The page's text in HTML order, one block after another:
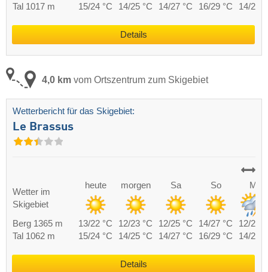
Tal 1017 m
15/24 °C 14/25 °C 14/27 °C 16/29 °C 14/26
Details
4,0 km vom Ortszentrum zum Skigebiet
Wetterbericht für das Skigebiet:
Le Brassus
Wetter im
Skigebiet
heute morgen Sa So Mo
Berg 1365 m 13/22 °C 12/23 °C 12/25 °C 14/27 °C
12/24
Tal 1062 m
15/24 °C 14/25 °C 14/27 °C 16/29 °C 14/26
Details